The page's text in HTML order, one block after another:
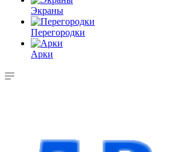
Экраны
Перегородки
Арки